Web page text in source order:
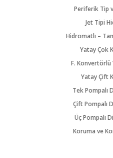
Periferik Tip
Jet Tipi
Hidromatlı –
Yatay Çok
F.
Yatay Çift
Tek Pompalı
Çift Pompalı
Üç Pompalı
Koruma ve